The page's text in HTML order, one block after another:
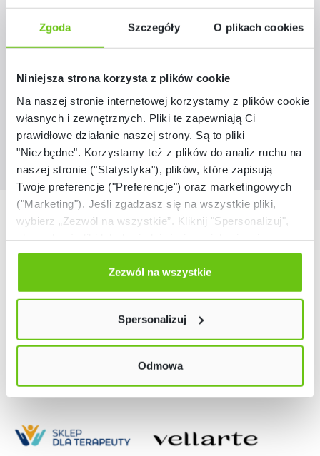
Zgoda Szczegóły O plikach cookies
Niniejsza strona korzysta z plików cookie
Na naszej stronie internetowej korzystamy z plików cookie:
własnych i zewnętrznych. Pliki te zapewniają Ci
prawidłowe działanie naszej strony. Są to pliki
"Niezbędne". Korzystamy też z plików do analiz ruchu na
naszej stronie ("Statystyka"), plików, które zapisują
Twoje preferencje ("Preferencje") oraz marketingowych
("Marketing"). Jeśli zgadzasz się na wszystkie pliki,
wybierz „Zezwól na wszystkie”. Kliknij "Spersonalizuj",
Odmów zgody poprzez przycisk „Odmowa”. Wtedy
użyjemy tylko plików niezbędnych dla naszej strony.
Twój wybór możesz zmienić przez kliknięcie przycisku w
Polityce prywatności
Zezwól na wszystkie
Spersonalizuj
Odmowa
Światłowody 3 m, 100 wiązek
1 499,90 zł
Nasze marki